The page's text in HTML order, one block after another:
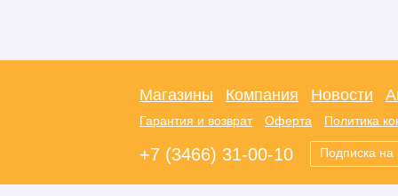
Магазины Компания Новости
Гарантия и возврат Оферта Политика
+7 (3466) 31-00-10 Подписка на